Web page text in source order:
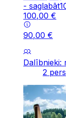
- saglabāt
100,00 €
90,00 €
Dalībnieki:
2